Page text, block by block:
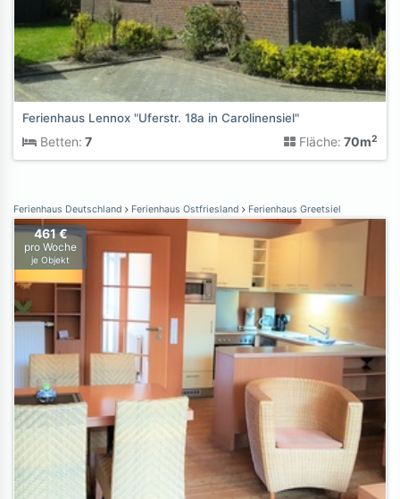
Ferienhaus Lennox "Uferstr. 18a in Carolinensiel"
Betten: 7 Fläche: 70m2
Ferienhaus Deutschland Ferienhaus Ostfriesland Ferienhaus Greetsiel
461 €
pro Woche
je Objekt